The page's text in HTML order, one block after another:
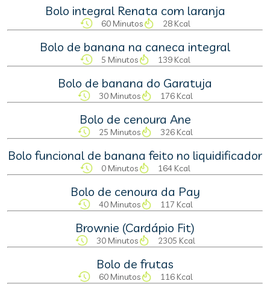
Bolo integral Renata com laranja
60 Minutos 28 Kcal
Bolo de banana na caneca integral
5 Minutos 139 Kcal
Bolo de banana do Garatuja
30 Minutos 176 Kcal
Bolo de cenoura Ane
25 Minutos 326 Kcal
Bolo funcional de banana feito no liquidificador
0 Minutos 164 Kcal
Bolo de cenoura da Pay
40 Minutos 117 Kcal
Brownie (Cardápio Fit)
30 Minutos 2305 Kcal
Bolo de frutas
60 Minutos 116 Kcal